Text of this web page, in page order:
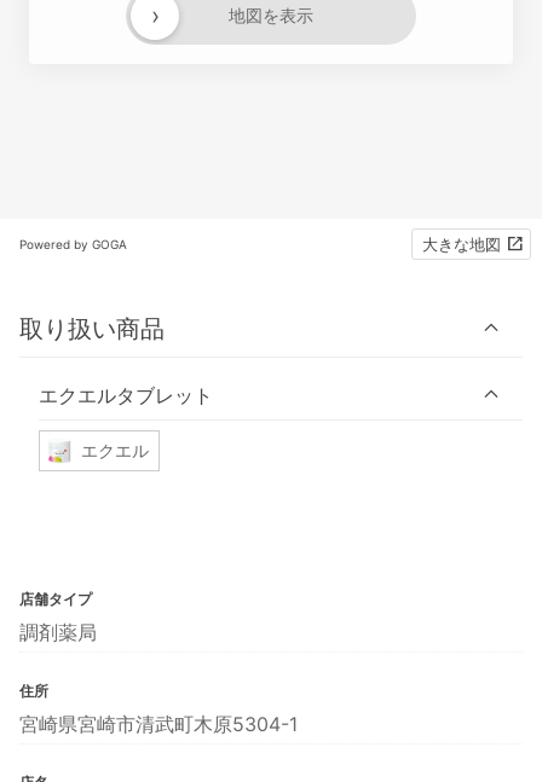
地図を表示
›
Powered by GOGA 大きな地図
取り扱い商品
エクエルタブレット
エクエル
店舗タイプ
調剤薬局
住所
宮崎県宮崎市清武町木原5304-1